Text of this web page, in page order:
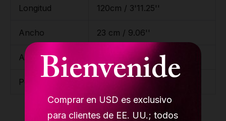
Bienvenide
Comprar en USD es exclusivo
para clientes de EE. UU.; todos
Longitud 120cm / 3'11.25''
Ancho 23 cm / 9.06''
Altura 15cm / 5.91''
Peso